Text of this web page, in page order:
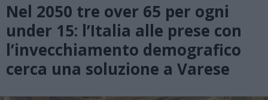
Nel 2050 tre over 65 per ogni
under 15: l’Italia alle prese con
l’invecchiamento demografico
cerca una soluzione a Varese